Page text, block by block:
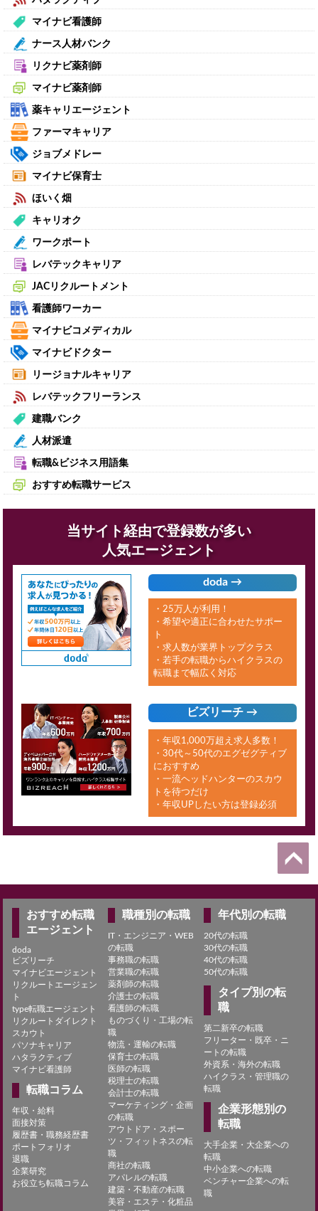
マイナビ看護師
ナース人材バンク
リクナビ薬剤師
マイナビ薬剤師
薬キャリエージェント
ファーマキャリア
ジョブメドレー
マイナビ保育士
ほいく畑
キャリオク
ワークポート
レバテックキャリア
JACリクルートメント
看護師ワーカー
マイナビコメディカル
マイナビドクター
リージョナルキャリア
レバテックフリーランス
建職バンク
人材派遣
転職&ビジネス用語集
おすすめ転職サービス
当サイト経由で登録数が多い
人気エージェント
doda →
・25万人が利用！
・希望や適正に合わせたサポー
ト
・求人数が業界トップクラス
・若手の転職からハイクラスの
転職まで幅広く対応
ビズリーチ →
・年収1,000万超え求人多数！
・30代～50代のエグゼグティブ
におすすめ
・一流ヘッドハンターのスカウ
トを待つだけ
・年収UPしたい方は登録必須
おすすめ転職
エージェント
doda
ビズリーチ
マイナビエージェント
リクルートエージェン
ト
type転職エージェント
リクルートダイレクト
スカウト
パソナキャリア
ハタラクティブ
マイナビ看護師
転職コラム
年収・給料
面接対策
履歴書・職務経歴書
ポートフォリオ
退職
企業研究
お役立ち転職コラム
職種別の転職
IT・エンジニア・WEB
の転職
事務職の転職
営業職の転職
薬剤師の転職
介護士の転職
看護師の転職
ものづくり・工場の転
職
物流・運輸の転職
保育士の転職
医師の転職
税理士の転職
会計士の転職
マーケティング・企画
の転職
アウトドア・スポー
ツ・フィットネスの転
職
商社の転職
アパレルの転職
建築・不動産の転職
美容・エステ・化粧品
年代別の転職
20代の転職
30代の転職
40代の転職
50代の転職
タイプ別の転
職
第二新卒の転職
フリーター・既卒・ニ
ートの転職
外資系・海外の転職
ハイクラス・管理職の
転職
企業形態別の
転職
大手企業・大企業への
転職
中小企業への転職
ベンチャー企業への転
職